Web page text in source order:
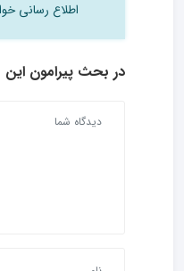
اطلاع رسانی
در بحث‌ پیرامون این